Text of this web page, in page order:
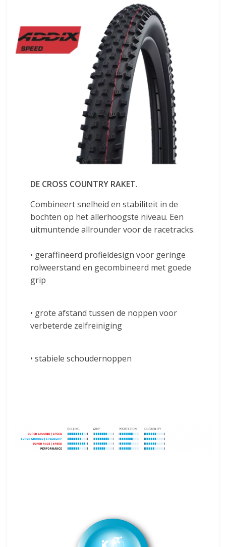
DE CROSS COUNTRY RAKET.
Combineert snelheid en stabiliteit in de
bochten op het allerhoogste niveau. Een
uitmuntende allrounder voor de racetracks.
• geraffineerd profieldesign voor geringe
rolweerstand en gecombineerd met goede
grip
• grote afstand tussen de noppen voor
verbeterde zelfreiniging
• stabiele schoudernoppen